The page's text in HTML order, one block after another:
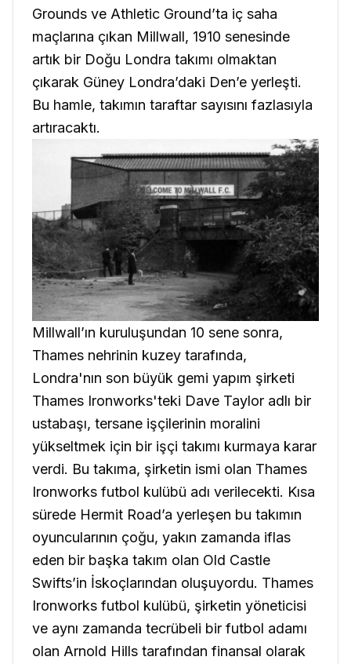
Grounds ve Athletic Ground’ta iç saha
maçlarına çıkan Millwall, 1910 senesinde
artık bir Doğu Londra takımı olmaktan
çıkarak Güney Londra’daki Den’e yerleşti.
Bu hamle, takımın taraftar sayısını fazlasıyla
artıracaktı.
Millwall’ın kuruluşundan 10 sene sonra,
Thames nehrinin kuzey tarafında,
Londra'nın son büyük gemi yapım şirketi
Thames Ironworks'teki Dave Taylor adlı bir
ustabaşı, tersane işçilerinin moralini
yükseltmek için bir işçi takımı kurmaya karar
verdi. Bu takıma, şirketin ismi olan Thames
Ironworks futbol kulübü adı verilecekti. Kısa
sürede Hermit Road’a yerleşen bu takımın
oyuncularının çoğu, yakın zamanda iflas
eden bir başka takım olan Old Castle
Swifts’in İskoçlarından oluşuyordu. Thames
Ironworks futbol kulübü, şirketin yöneticisi
ve aynı zamanda tecrübeli bir futbol adamı
olan Arnold Hills tarafından finansal olarak